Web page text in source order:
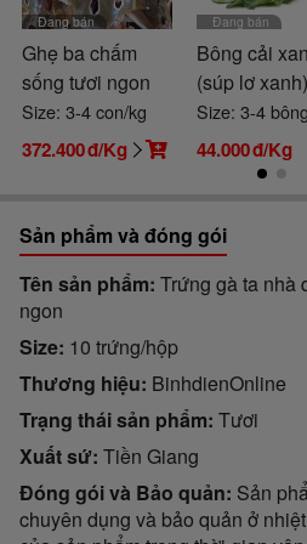
Đang bán
Ghẹ ba chấm
sống tươi ngon
Size: 3-4 con/kg
372.400đ/Kg
Đang bán
Bông cải
(súp lơ xanh)
VietGAP
Size: 3-4
44.000đ/Kg
Sản phẩm và đóng gói
Tên sản phẩm Trứng gà ta nhà
ngon
Size 10 trứng/hộp
Thương hiệu BinhdienOnline
Trạng thái sản phẩm Tươi
Xuất sứ Tiền Giang
Đóng gói và Bảo quản Sản
chuyên dụng và bảo quản ở